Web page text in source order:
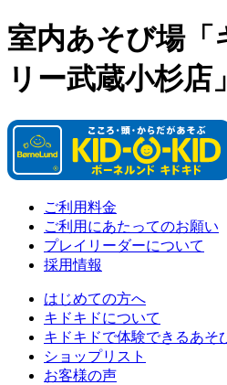
室内あそび場「
リー武蔵小杉店
ご利用料金
ご利用にあたってのお願い
プレイリーダーについて
採用情報
はじめての方へ
キドキドについて
キドキドで体験できるあそ
ショップリスト
お客様の声